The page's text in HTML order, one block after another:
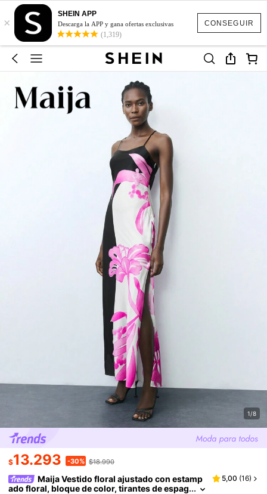
CONSEGUIR
×
SHEIN APP
Descarga la APP y gana ofertas exclusivas
(1,319)
1/8
$13.293 -30% $18.990
Maija Vestido floral ajustado con estamp
ado floral, bloque de color, tirantes de espag
5,00 (16)